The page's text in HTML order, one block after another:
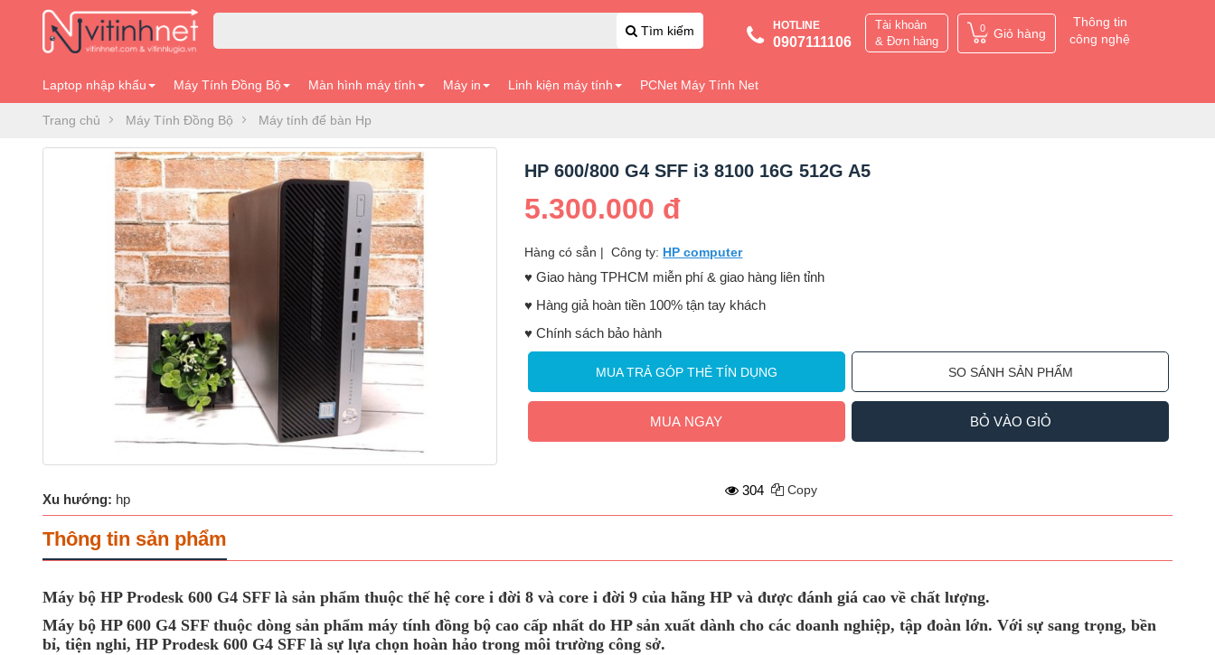
Tìm kiếm HOTLINE
0907111106
Tài khoản
& Đơn hàng
0 Giỏ hàng
Thông tin
công nghệ
Laptop nhập khẩu Máy Tính Đồng Bộ Màn hình máy tính Máy in Linh kiện máy tính PCNet Máy Tính Net
Trang chủ Máy Tính Đồng Bộ Máy tính để bàn Hp
HP 600/800 G4 SFF i3 8100 16G 512G A5
5.300.000 đ
Hàng có sẳn |Công ty: HP computer
♥️ Giao hàng TPHCM miễn phí & giao hàng liên tỉnh
♥️ Hàng giả hoàn tiền 100% tận tay khách
♥️ Chính sách bảo hành
MUA TRẢ GÓP THẺ TÍN DỤNG SO SÁNH SẢN PHẨM
MUA NGAY BỎ VÀO GIỎ
Xu hướng: hp
304 Copy
Thông tin sản phẩm
Máy bộ HP Prodesk 600 G4 SFF là sản phẩm thuộc thế hệ core i đời 8 và core i đời 9 của hãng HP và được đánh giá cao về chất lượng.
Máy bộ HP 600 G4 SFF thuộc dòng sản phẩm máy tính đồng bộ cao cấp nhất do HP sản xuất dành cho các doanh nghiệp, tập đoàn lớn. Với sự sang trọng, bền
bỉ, tiện nghi, HP Prodesk 600 G4 SFF là sự lựa chọn hoàn hảo trong môi trường công sở.